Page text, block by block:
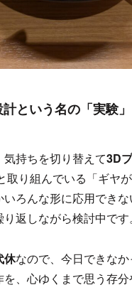
という名の「実験」
持ちを切り替えて3D
取り組んでいる「ギヤ
いろんな形に応用でき
返しながら検討中です。
休なので、今日できな
、心ゆくまで思う存